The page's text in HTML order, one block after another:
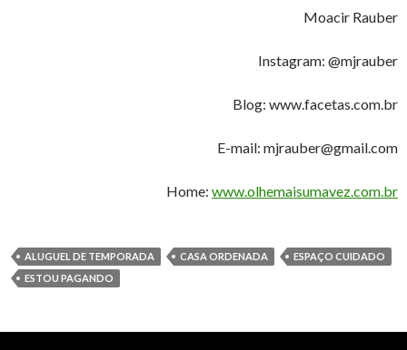
Moacir Rauber
Instagram: @mjrauber
Blog: www.facetas.com.br
E-mail: mjrauber@gmail.com
Home: www.olhemaisumavez.com.br
ALUGUEL DE TEMPORADA CASA ORDENADA
ESPAÇO CUIDADO
ESTOU PAGANDO